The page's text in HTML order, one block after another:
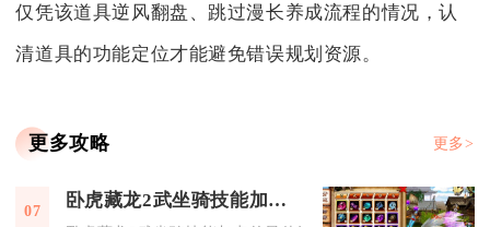
仅凭该道具逆风翻盘、跳过漫长养成流程的情况，认
清道具的功能定位才能避免错误规划资源。
更多攻略 更多>
07 卧虎藏龙2武坐骑技能加点的最佳选择是什么